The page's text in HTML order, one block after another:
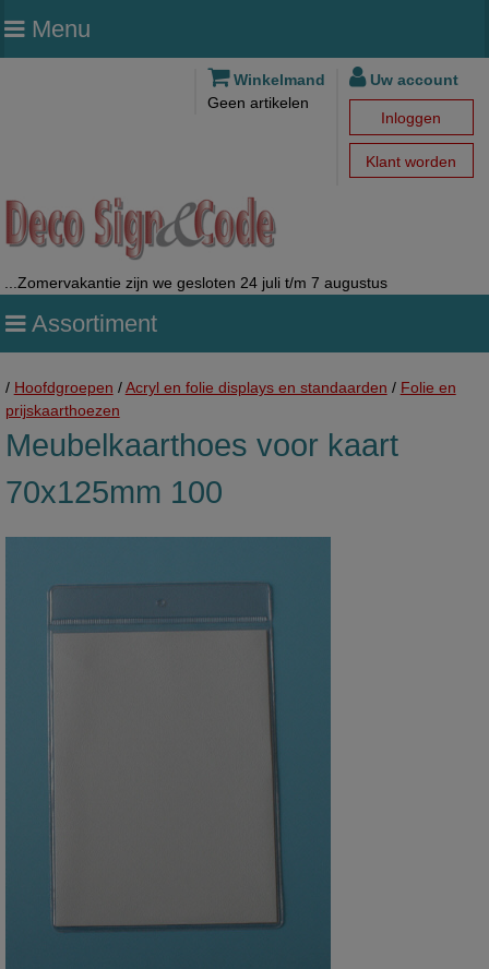
Menu
Winkelmand
Geen artikelen
Uw account
Inloggen
Klant worden
...Zomervakantie zijn we gesloten 24 juli t/m 7 augustus
Assortiment
/ Hoofdgroepen /Acryl en folie displays en standaarden / Folie en
prijskaarthoezen
Meubelkaarthoes voor kaart
70x125mm 100